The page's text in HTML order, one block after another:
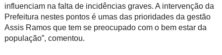
influenciam na falta de incidências graves. A intervenção da
Prefeitura nestes pontos é umas das prioridades da gestão
Assis Ramos que tem se preocupado com o bem estar da
população”, comentou.